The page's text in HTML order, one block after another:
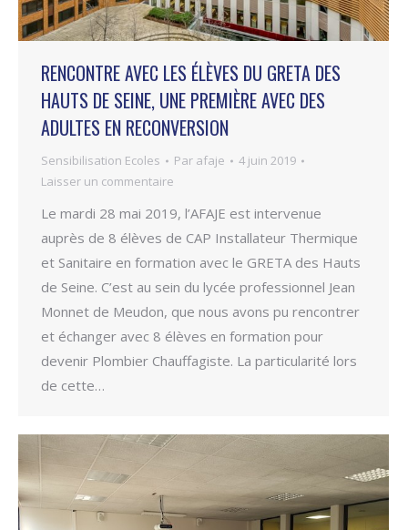
RENCONTRE AVEC LES ÉLÈVES DU GRETA DES
HAUTS DE SEINE, UNE PREMIÈRE AVEC DES
ADULTES EN RECONVERSION
Sensibilisation Ecoles Par afaje
4 juin 2019
Laisser un commentaire
Le mardi 28 mai 2019, l’AFAJE est intervenue
auprès de 8 élèves de CAP Installateur Thermique
et Sanitaire en formation avec le GRETA des Hauts
de Seine. C’est au sein du lycée professionnel Jean
Monnet de Meudon, que nous avons pu rencontrer
et échanger avec 8 élèves en formation pour
devenir Plombier Chauffagiste. La particularité lors
de cette…